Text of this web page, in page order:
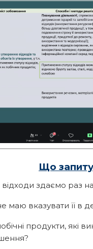
Що
здаємо раз на
вказувати її в
продукти, які